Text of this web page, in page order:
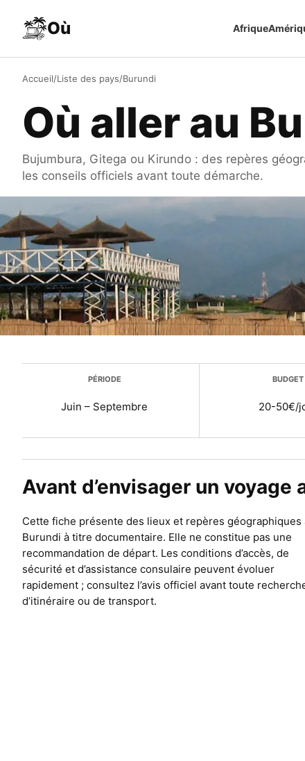
Où Afrique
Accueil/Liste des pays/Burundi
Où aller au
Bujumbura, Gitega ou Kirundo : des repères
les conseils officiels avant toute démarche.
Plus d’infos
PÉRIODE
Juin – Septembre
BUDGET
20-50€/
Avant d’envisager un voyage
Cette fiche présente des lieux et repères géographiques
Burundi à titre documentaire. Elle ne constitue pas une
recommandation de départ. Les conditions d’accès, de
sécurité et d’assistance consulaire peuvent évoluer
rapidement ; consultez l’avis officiel avant toute
d’itinéraire ou de transport.